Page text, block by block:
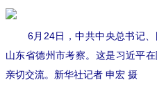
6月24日，中共中央总书记
山东省德州市考察。这是习近平
亲切交流。新华社记者 申宏 摄